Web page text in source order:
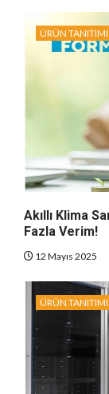
ÜRÜN TANITIMI
Akıllı Klima
Fazla Verim!
12 Mayıs 2025
ÜRÜN TANITIMI